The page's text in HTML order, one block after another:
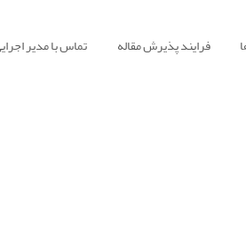
فرایند پذیرش مقاله تماس با مدیر